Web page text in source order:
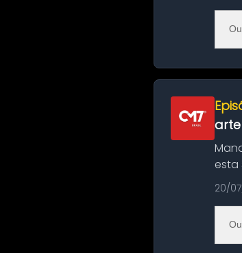
esta
20/